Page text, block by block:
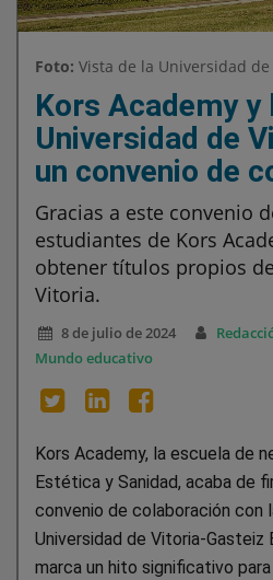
Foto: Vista de la Universidad
Kors Academy y
Universidad de
un convenio de
Gracias a este convenio
estudiantes de Kors
obtener títulos propios
Vitoria.
8 de julio de 2024
Mundo educativo
Kors Academy, la escuela de
Estética y Sanidad, acaba de
convenio de colaboración con
Universidad de Vitoria-Gasteiz
marca un hito significativo